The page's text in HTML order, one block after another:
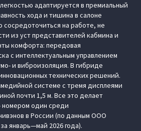
адаптируется в премиальный
хода и тишина в салоне
сосредоточиться на работе, не
из уст представителей кабмина и
комфорта: передовая
с интеллектуальным управлением
и виброизоляция. В гибриде
технических решений.
системе с тремя дисплеями
почти 1,5 м. Все это делает
один среди
в России (по данным ООО
январь—май 2026 года).